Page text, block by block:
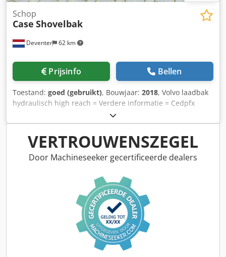
Deventer 62 km
Schop
Case Shovelbak
Prijsinfo Bellen
Toestand: goed (gebruikt), Bouwjaar: 2018, Volvo laadbak
hydraulisch high reach = Verdere informatie = Cedpfx
Ajwwtg Ssizoha Bouwjaar: 2018 Toepasselijk voor:
Bouwmachines Snelwisselsysteem: Ja Technische staat:
goed Optische staat: goed Neem contact op met Gerrit
Haverhoek voor meer informatie.
VERTROUWENSZEGEL
Door Machineseeker gecertificeerde dealers